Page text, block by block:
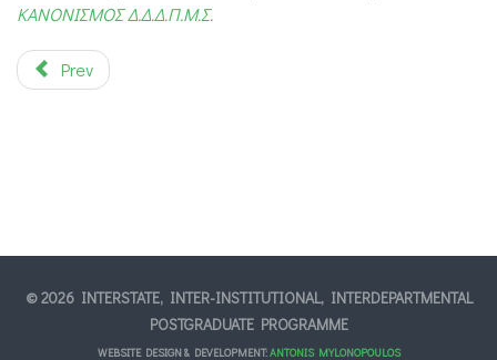
ΚΑΝΟΝΙΣΜΟΣ Δ.Δ.Δ.Π.Μ.Σ.
Prev
© 2026 INTERSTATE, INTER-INSTITUTIONAL, INTERDEPARTMENTAL
POSTGRADUATE PROGRAMME
WEBSITE DESIGN & DEVELOPMENT:ANTONIS MYLONOPOULOS